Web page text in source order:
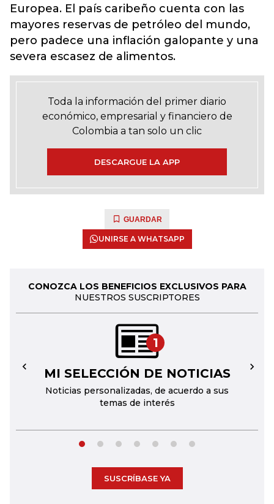
Europea. El país caribeño cuenta con las
mayores reservas de petróleo del mundo,
pero padece una inflación galopante y una
severa escasez de alimentos.
Toda la información del primer diario
económico, empresarial y financiero de
Colombia a tan solo un clic
DESCARGUE LA APP
GUARDAR
UNIRSE A WHATSAPP
CONOZCA LOS BENEFICIOS EXCLUSIVOS PARA
NUESTROS SUSCRIPTORES
1
MI SELECCIÓN DE NOTICIAS
Noticias personalizadas, de acuerdo a sus
temas de interés
← →
SUSCRÍBASE YA